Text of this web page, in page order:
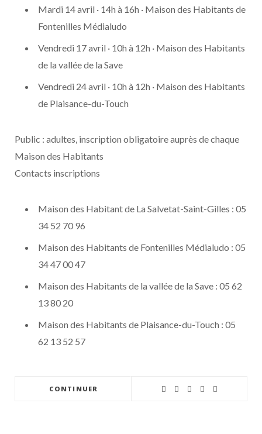
Mardi 14 avril · 14h à 16h · Maison des Habitants de
Fontenilles Médialudo
Vendredi 17 avril · 10h à 12h · Maison des Habitants
de la vallée de la Save
Vendredi 24 avril · 10h à 12h · Maison des Habitants
de Plaisance-du-Touch
Public : adultes, inscription obligatoire auprès de chaque
Maison des Habitants
Contacts inscriptions
Maison des Habitant de La Salvetat-Saint-Gilles : 05
34 52 70 96
Maison des Habitants de Fontenilles Médialudo : 05
34 47 00 47
Maison des Habitants de la vallée de la Save : 05 62
13 80 20
Maison des Habitants de Plaisance-du-Touch : 05
62 13 52 57
CONTINUER